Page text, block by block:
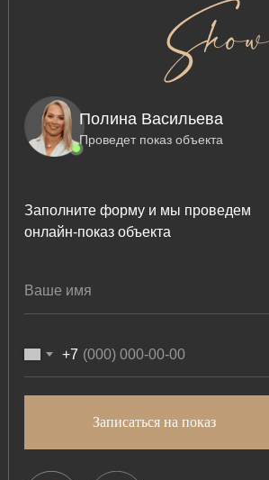
Заполните форму и мы проведем
онлайн-показ объекта
Полина Васильева
Проведет показ объекта
+7
Записаться на показ